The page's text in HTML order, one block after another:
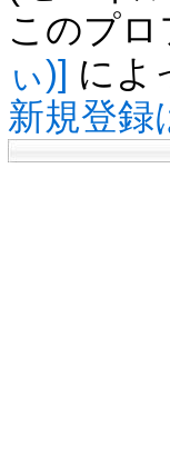
このプロ
ぃ)] によ
新規登録